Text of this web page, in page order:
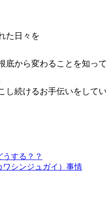
た日々を
底から変わることを知って
続けるお手伝いをしてい
する？？
ワシンジュガイ）事情